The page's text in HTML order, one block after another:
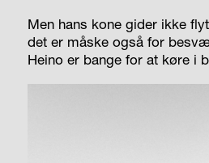
Men hans kone gider ikke
det er måske også for
Heino er bange for at køre i